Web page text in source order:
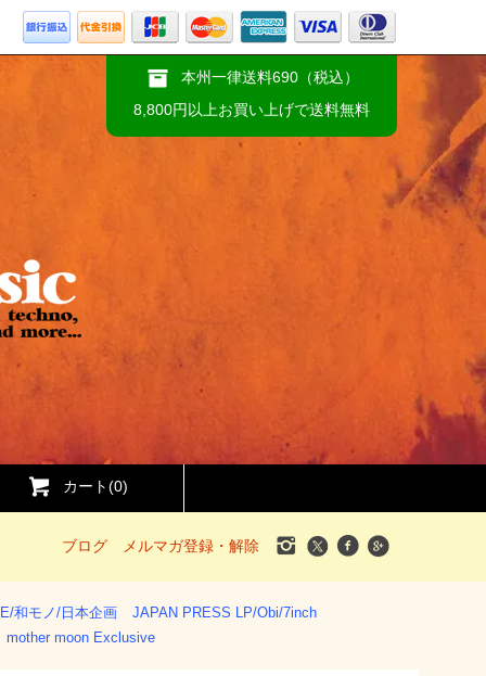
本州一律送料690（税込）
8,800円以上お買い上げで送料無料
カート(0)
ブログ メルマガ登録・解除
和モノ/日本企画
JAPAN PRESS LP/Obi/7inch
mother moon Exclusive